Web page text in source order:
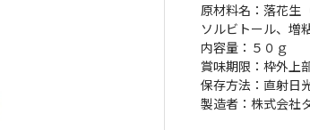
原材料名：落花生
ソルビトール、増
内容量：５０ｇ
賞味期限：枠外上
保存方法：直射日
製造者：株式会社